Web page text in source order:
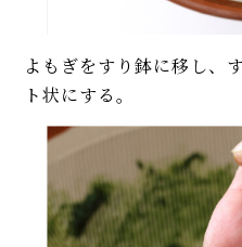
よもぎをすり鉢に移し、
ト状にする。